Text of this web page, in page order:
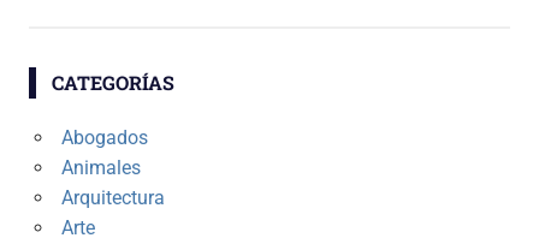
CATEGORÍAS
Abogados
Animales
Arquitectura
Arte